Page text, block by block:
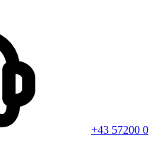
+43 57200 0